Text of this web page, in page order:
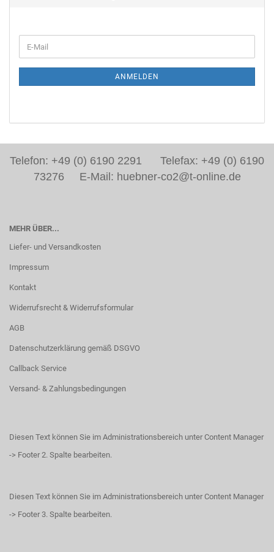
ANMELDEN
Telefon: +49 (0) 6190 2291 Telefax: +49 (0) 6190
73276 E-Mail: huebner-co2@t-online.de
MEHR ÜBER...
Liefer- und Versandkosten
Impressum
Kontakt
Widerrufsrecht & Widerrufsformular
AGB
Datenschutzerklärung gemäß DSGVO
Callback Service
Versand- & Zahlungsbedingungen
Diesen Text können Sie im Administrationsbereich unter Content Manager
-> Footer 2. Spalte bearbeiten.
Diesen Text können Sie im Administrationsbereich unter Content Manager
-> Footer 3. Spalte bearbeiten.